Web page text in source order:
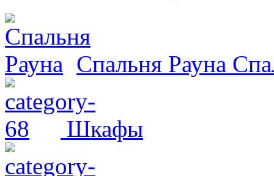
Спальня Рауна
Шкафы